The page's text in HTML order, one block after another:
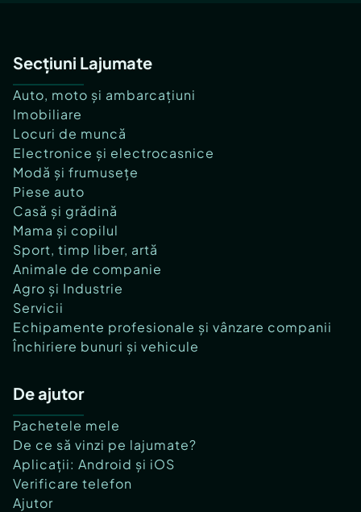
Secțiuni Lajumate
Auto, moto și ambarcațiuni
Imobiliare
Locuri de muncă
Electronice și electrocasnice
Modă și frumusețe
Piese auto
Casă și grădină
Mama și copilul
Sport, timp liber, artă
Animale de companie
Agro și Industrie
Servicii
Echipamente profesionale și vânzare companii
Închiriere bunuri și vehicule
De ajutor
Pachetele mele
De ce să vinzi pe lajumate?
Aplicații: Android și iOS
Verificare telefon
Ajutor